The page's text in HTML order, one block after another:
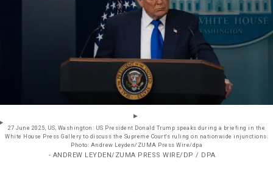
27 June 2025, US, Washington: US President Donald Trump speaks during a briefing in the
White House Press Gallery to discuss the Supreme Court's ruling on nationwide injunctions.
Photo: Andrew Leyden/ZUMA Press Wire/dpa
- ANDREW LEYDEN/ZUMA PRESS WIRE/DP / DPA